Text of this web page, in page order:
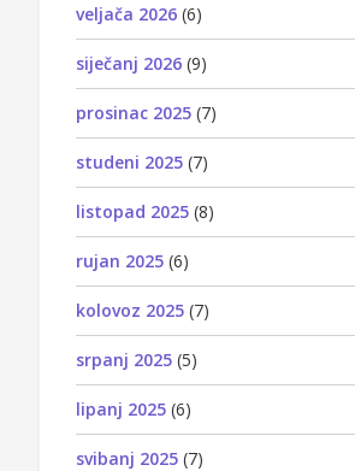
veljača 2026 (6)
siječanj 2026 (9)
prosinac 2025 (7)
studeni 2025 (7)
listopad 2025 (8)
rujan 2025 (6)
kolovoz 2025 (7)
srpanj 2025 (5)
lipanj 2025 (6)
svibanj 2025 (7)